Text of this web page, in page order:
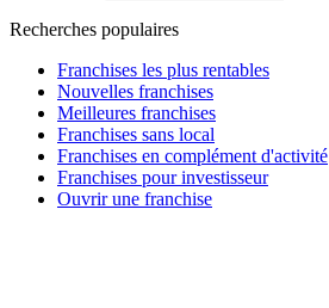
Recherches populaires
Franchises les plus rentables
Nouvelles franchises
Meilleures franchises
Franchises sans local
Franchises en complément d'activité
Franchises pour investisseur
Ouvrir une franchise